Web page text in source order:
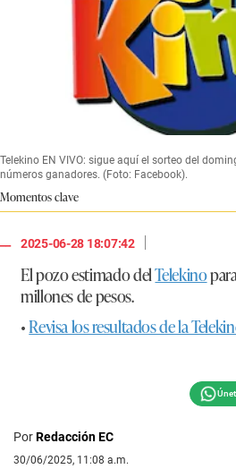
Telekino EN VIVO: sigue aquí el sorteo del
números ganadores. (Foto: Facebook).
Momentos clave
2025-06-28 18:07:42
|
El pozo estimado delTelekino
millones de pesos.
•Revisa los resultados de la
PorRedacción EC
30/06/2025, 11:08 a.m.